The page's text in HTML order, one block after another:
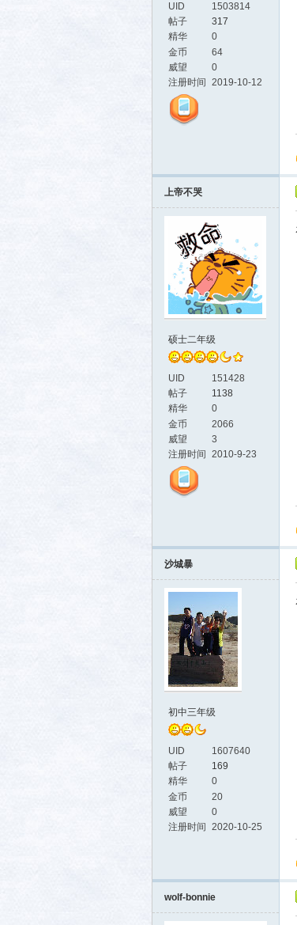
UID
1503814
帖子
317
精华
0
金币
64
威望
0
注册时间
2019-10-12
上帝不哭
硕士二年级
UID
151428
帖子
1138
精华
0
金币
2066
威望
3
注册时间
2010-9-23
沙城暴
初中三年级
UID
1607640
帖子
169
精华
0
金币
20
威望
0
注册时间
2020-10-25
wolf-bonnie